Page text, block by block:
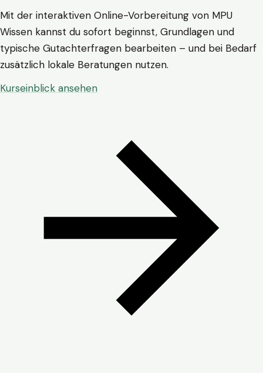
Mit der interaktiven Online-Vorbereitung von MPU
Wissen kannst du sofort beginnst, Grundlagen und
typische Gutachterfragen bearbeiten – und bei Bedarf
zusätzlich lokale Beratungen nutzen.
Kurseinblick ansehen